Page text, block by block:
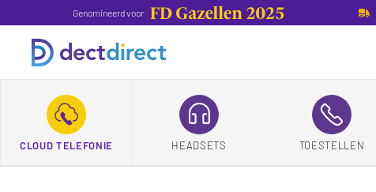
Genomineerd voor
CLOUD TELEFONIE HEADSETS TOESTELLEN